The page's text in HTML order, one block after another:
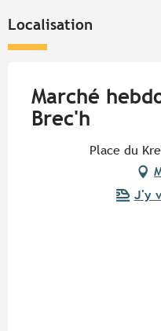
Localisation
Marché
Brec'h
Place du
J'y